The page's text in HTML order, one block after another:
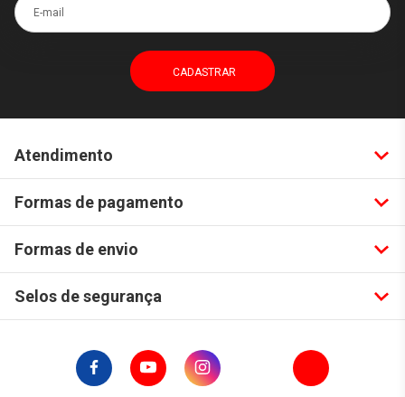
Atendimento
Formas de pagamento
Formas de envio
Selos de segurança